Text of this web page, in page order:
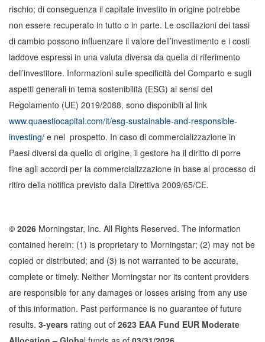
rischio; di conseguenza il capitale investito in origine potrebbe
non essere recuperato in tutto o in parte. Le oscillazioni dei tassi
di cambio possono influenzare il valore dell’investimento e i costi
laddove espressi in una valuta diversa da quella di riferimento
dell’investitore. Informazioni sulle specificità del Comparto e sugli
aspetti generali in tema sostenibilità (ESG) ai sensi del
Regolamento (UE) 2019/2088, sono disponibili al link
www.quaestiocapital.com/it/esg-sustainable-and-responsible-
investing/ e nel prospetto. In caso di commercializzazione in
Paesi diversi da quello di origine, il gestore ha il diritto di porre
fine agli accordi per la commercializzazione in base al processo di
ritiro della notifica previsto dalla Direttiva 2009/65/CE.
© 2026 Morningstar, Inc. All Rights Reserved. The information
contained herein: (1) is proprietary to Morningstar; (2) may not be
copied or distributed; and (3) is not warranted to be accurate,
complete or timely. Neither Morningstar nor its content providers
are responsible for any damages or losses arising from any use
of this information. Past performance is no guarantee of future
results. 3-years rating out of 2623 EAA Fund EUR Moderate